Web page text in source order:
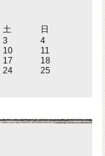
土 日
3
4
10
11
17
18
24
25